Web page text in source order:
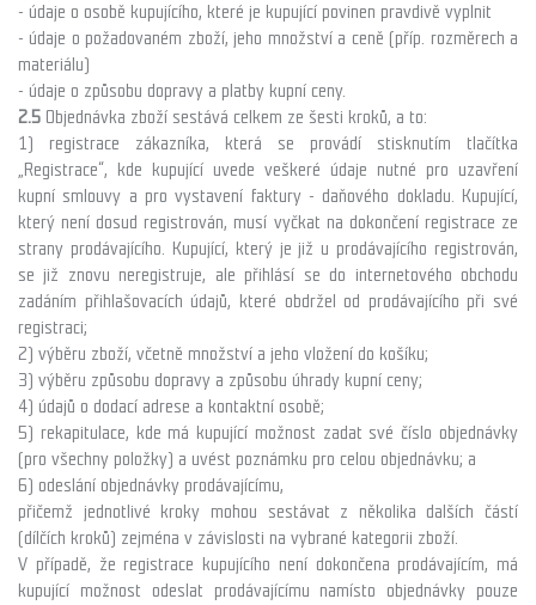
- údaje o osobě kupujícího, které je kupující povinen pravdivě vyplnit
- údaje o požadovaném zboží, jeho množství a ceně (příp. rozměrech a
materiálu)
- údaje o způsobu dopravy a platby kupní ceny.
2.5 Objednávka zboží sestává celkem ze šesti kroků, a to:
1) registrace zákazníka, která se provádí stisknutím tlačítka
„Registrace“, kde kupující uvede veškeré údaje nutné pro uzavření
kupní smlouvy a pro vystavení faktury - daňového dokladu. Kupující,
který není dosud registrován, musí vyčkat na dokončení registrace ze
strany prodávajícího. Kupující, který je již u prodávajícího registrován,
se již znovu neregistruje, ale přihlásí se do internetového obchodu
zadáním přihlašovacích údajů, které obdržel od prodávajícího při své
registraci;
2) výběru zboží, včetně množství a jeho vložení do košíku;
3) výběru způsobu dopravy a způsobu úhrady kupní ceny;
4) údajů o dodací adrese a kontaktní osobě;
5) rekapitulace, kde má kupující možnost zadat své číslo objednávky
(pro všechny položky) a uvést poznámku pro celou objednávku; a
6) odeslání objednávky prodávajícímu,
přičemž jednotlivé kroky mohou sestávat z několika dalších částí
(dílčích kroků) zejména v závislosti na vybrané kategorii zboží.
V případě, že registrace kupujícího není dokončena prodávajícím, má
kupující možnost odeslat prodávajícímu namísto objednávky pouze